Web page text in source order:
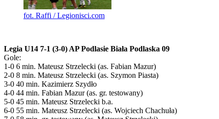
fot. Raffi / Legionisci.com
Legia U14 7-1 (3-0) AP Podlasie Biała Podlaska 09
Gole:
1-0 6 min. Mateusz Strzelecki (as. Fabian Mazur)
2-0 8 min. Mateusz Strzelecki (as. Szymon Piasta)
3-0 40 min. Kazimierz Szydło
4-0 44 min. Fabian Mazur (as. gr. testowany)
5-0 45 min. Mateusz Strzelecki b.a.
6-0 55 min. Mateusz Strzelecki (as. Wojciech Chachuła)